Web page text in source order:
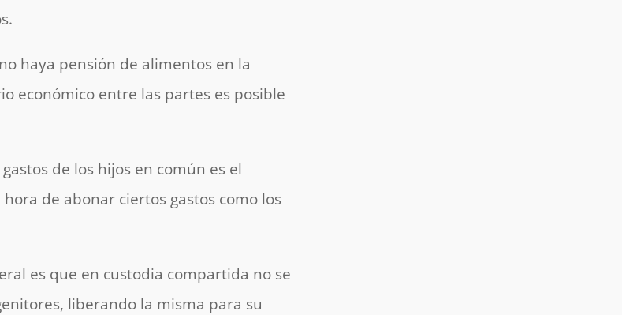
haya pensión de alimentos en la
económico entre las partes es posible
de los hijos en común es el
de abonar ciertos gastos como los
es que en custodia compartida no se
liberando la misma para su